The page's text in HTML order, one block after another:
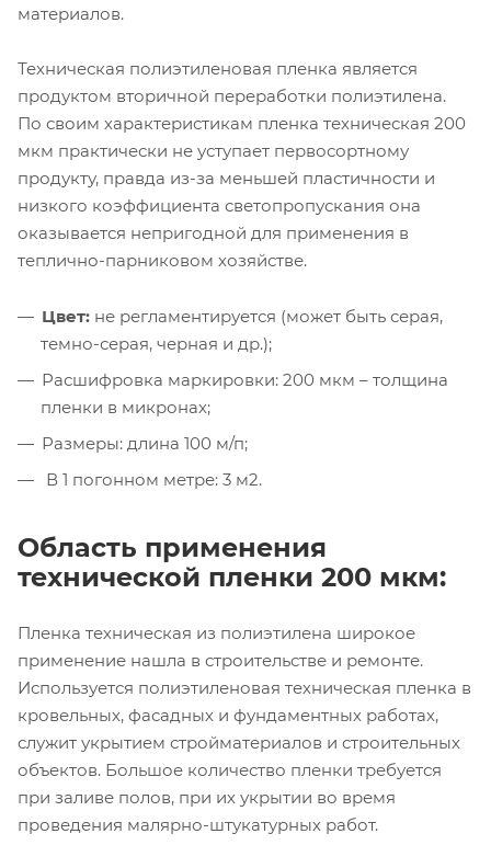
материалов.
Техническая полиэтиленовая пленка является
продуктом вторичной переработки полиэтилена.
По своим характеристикам пленка техническая 200
мкм практически не уступает первосортному
продукту, правда из-за меньшей пластичности и
низкого коэффициента светопропускания она
оказывается непригодной для применения в
теплично-парниковом хозяйстве.
Цвет: не регламентируется (может быть серая,
темно-серая, черная и др.);
Расшифровка маркировки: 200 мкм – толщина
пленки в микронах;
Размеры: длина 100 м/п;
В 1 погонном метре: 3 м2.
Область применения
технической пленки 200 мкм:
Пленка техническая из полиэтилена широкое
применение нашла в строительстве и ремонте.
Используется полиэтиленовая техническая пленка в
кровельных, фасадных и фундаментных работах,
служит укрытием стройматериалов и строительных
объектов. Большое количество пленки требуется
при заливе полов, при их укрытии во время
проведения малярно-штукатурных работ.